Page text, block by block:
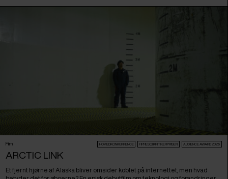
Film HOVEDKONKURRENCE FIPRESCI KRITIKERPRISEN AUDIENCE AWARD 2026
ARCTIC LINK
Et fjernt hjørne af Alaska bliver omsider koblet på internettet, men hvad